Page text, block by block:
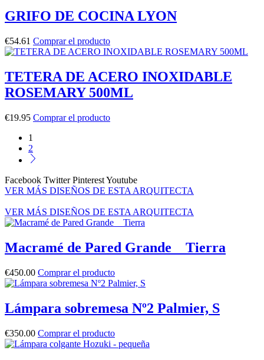
GRIFO DE COCINA LYON
€54.61 Comprar el producto
TETERA DE ACERO INOXIDABLE
ROSEMARY 500ML
€19.95 Comprar el producto
1
2
Facebook Twitter PinterestYoutube
VER MÁS DISEÑOS DE ESTA ARQUITECTA
VER MÁS DISEÑOS DE ESTA ARQUITECTA
Macramé de Pared Grande _ Tierra
€450.00 Comprar el producto
Lámpara sobremesa Nº2 Palmier, S
€350.00 Comprar el producto